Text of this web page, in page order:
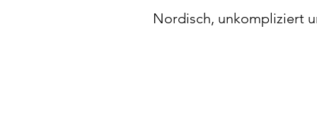
Nordisch, unkompliziert